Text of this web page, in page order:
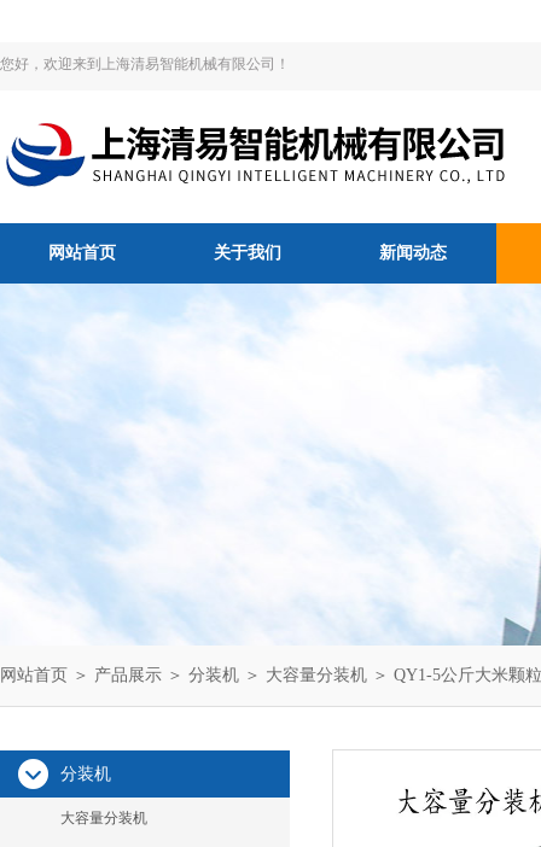
您好，欢迎来到上海清易智能机械有限公司！
网站首页 关于我们 新闻动态
网站首页 ＞ 产品展示 ＞ 分装机 ＞ 大容量分装机 ＞ QY1-5公斤大米颗
分装机
大容量分装机